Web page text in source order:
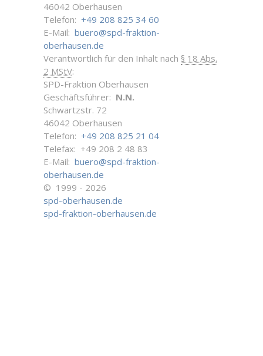
46042 Oberhausen
Telefon: +49 208 825 34 60
E-Mail: buero@spd-fraktion-
oberhausen.de
Verantwortlich für den Inhalt nach § 18 Abs.
2 MStV:
SPD-Fraktion Oberhausen
Geschäftsführer: N.N.
Schwartzstr. 72
46042 Oberhausen
Telefon: +49 208 825 21 04
Telefax: +49 208 2 48 83
E-Mail: buero@spd-fraktion-
oberhausen.de
© 1999 - 2026
spd-oberhausen.de
spd-fraktion-oberhausen.de